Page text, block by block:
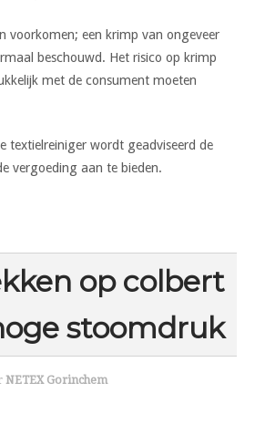
voorkomen; een krimp van ongeveer
beschouwd. Het risico op krimp
met de consument moeten
textielreiniger wordt geadviseerd de
vergoeding aan te bieden.
op colbert
stoomdruk
NETEX Gorinchem